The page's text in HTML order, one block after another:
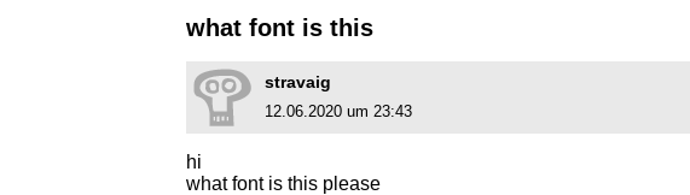
what font is this
stravaig
12.06.2020 um 23:43
hi
what font is this please